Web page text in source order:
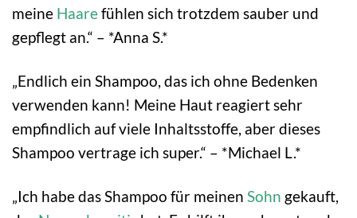
meine Haarefühlen sich trotzdem sauber und
gepflegt an.“ – *Anna S.*
„Endlich ein Shampoo, das ich ohne Bedenken
verwenden kann! Meine Haut reagiert sehr
empfindlich auf viele Inhaltsstoffe, aber dieses
Shampoo vertrage ich super.“ – *Michael L.*
„Ich habe das Shampoo für meinen Sohn gekauft,